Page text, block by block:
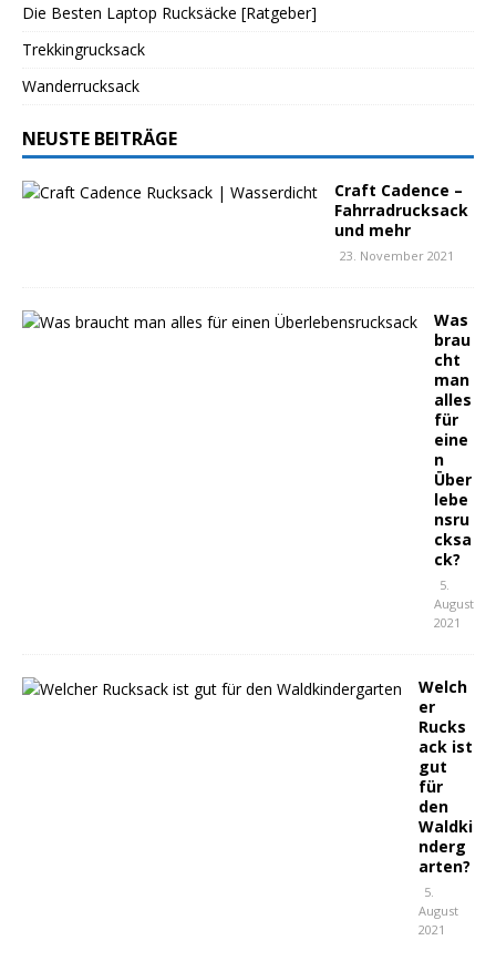
Die Besten Laptop Rucksäcke [Ratgeber]
Trekkingrucksack
Wanderrucksack
NEUSTE BEITRÄGE
Craft Cadence –
Fahrradrucksack
und mehr
23. November 2021
Was
brau
cht
man
alles
für
eine
n
Über
lebe
nsru
cksa
ck?
5.
August
2021
Welch
er
Rucks
ack ist
gut
für
den
Waldki
nderg
arten?
5.
August
2021